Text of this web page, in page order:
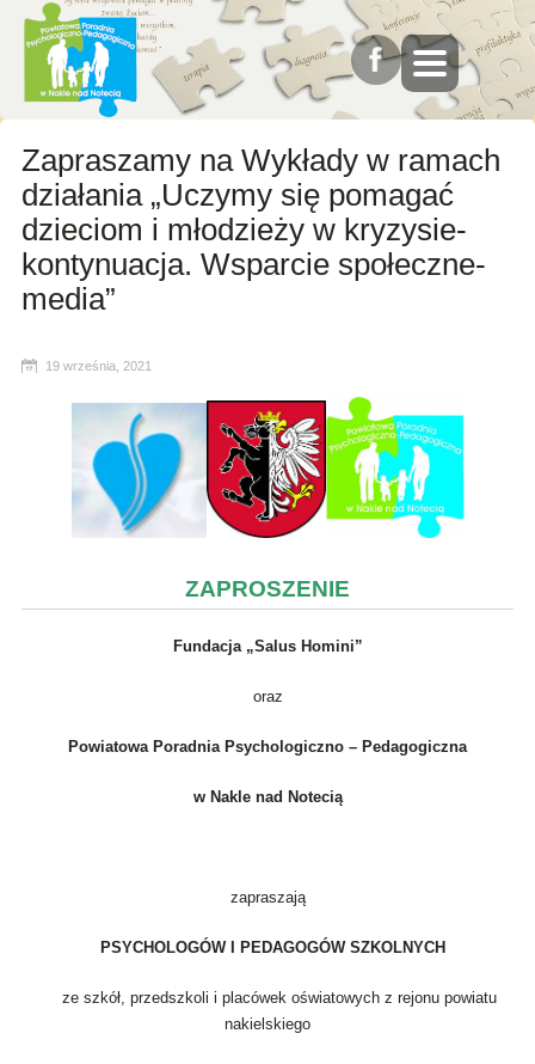
Zapraszamy na Wykłady w ramach
działania „Uczymy się pomagać
dzieciom i młodzieży w kryzysie-
kontynuacja. Wsparcie społeczne-
media”
19 września, 2021
ZAPROSZENIE
Fundacja „Salus Homini”
oraz
Powiatowa Poradnia Psychologiczno – Pedagogiczna
w Nakle nad Notecią
zapraszają
PSYCHOLOGÓW I PEDAGOGÓW SZKOLNYCH
ze szkół, przedszkoli i placówek oświatowych z rejonu powiatu
nakielskiego